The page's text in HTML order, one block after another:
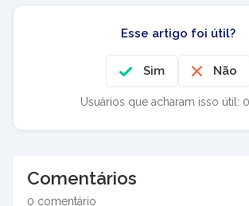
Esse artigo foi útil?
Sim Não
Usuários que acharam isso útil:
Comentários
0 comentário